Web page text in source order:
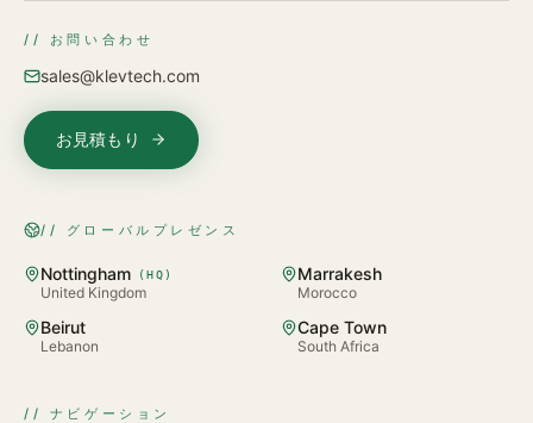
// お問い合わせ
sales@klevtech.com
お見積もり
// グローバルプレゼンス
Nottingham ( HQ )
United Kingdom
Marrakesh
Morocco
Beirut
Lebanon
Cape Town
South Africa
// ナビゲーション